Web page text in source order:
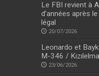
Le FBI revient à
d’années après
légal
20/07/2026
Leonardo et
M-346 /
23/06/2026